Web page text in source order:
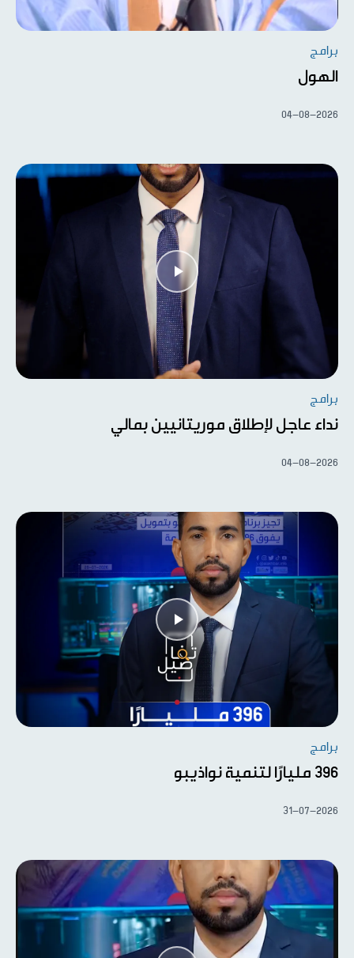
برامج
الهول
04-08-2026
برامج
نداء عاجل لإطلاق موريتانيين بمالي
04-08-2026
برامج
396 مليارًا لتنمية نواذيبو
31-07-2026